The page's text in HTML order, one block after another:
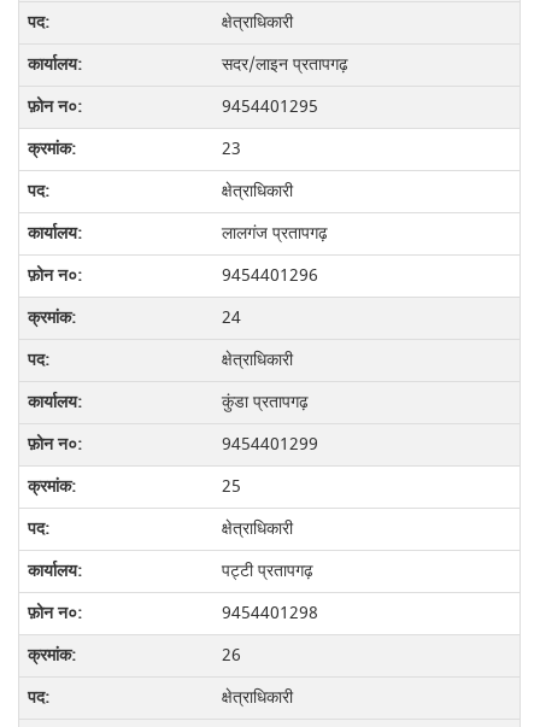
क्षेत्राधिकारी
सदर/लाइन प्रतापगढ़
9454401295
23
क्षेत्राधिकारी
लालगंज प्रतापगढ़
9454401296
24
क्षेत्राधिकारी
कुंडा प्रतापगढ़
9454401299
25
क्षेत्राधिकारी
पट्टी प्रतापगढ़
9454401298
26
क्षेत्राधिकारी